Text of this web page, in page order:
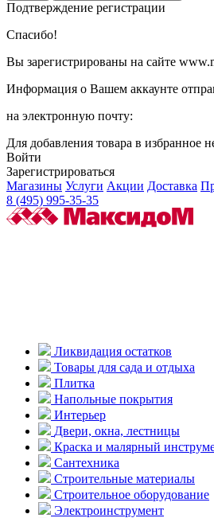
Подтверждение регистрации
Спасибо!
Вы зарегистрированы на сайте
Информация о Вашем аккаунте
на электронную почту:
Для добавления товара в избранное
Войти
Зарегистрироваться
Магазины Услуги Акции Доставка
8 (495) 995-35-35
Ликвидация остатков
Товары для сада и отдыха
Плитка
Напольные покрытия
Интерьер
Двери, окна, лестницы
Краска и малярный
Сантехника
Строительные материалы
Строительное оборудование
Электроинструмент